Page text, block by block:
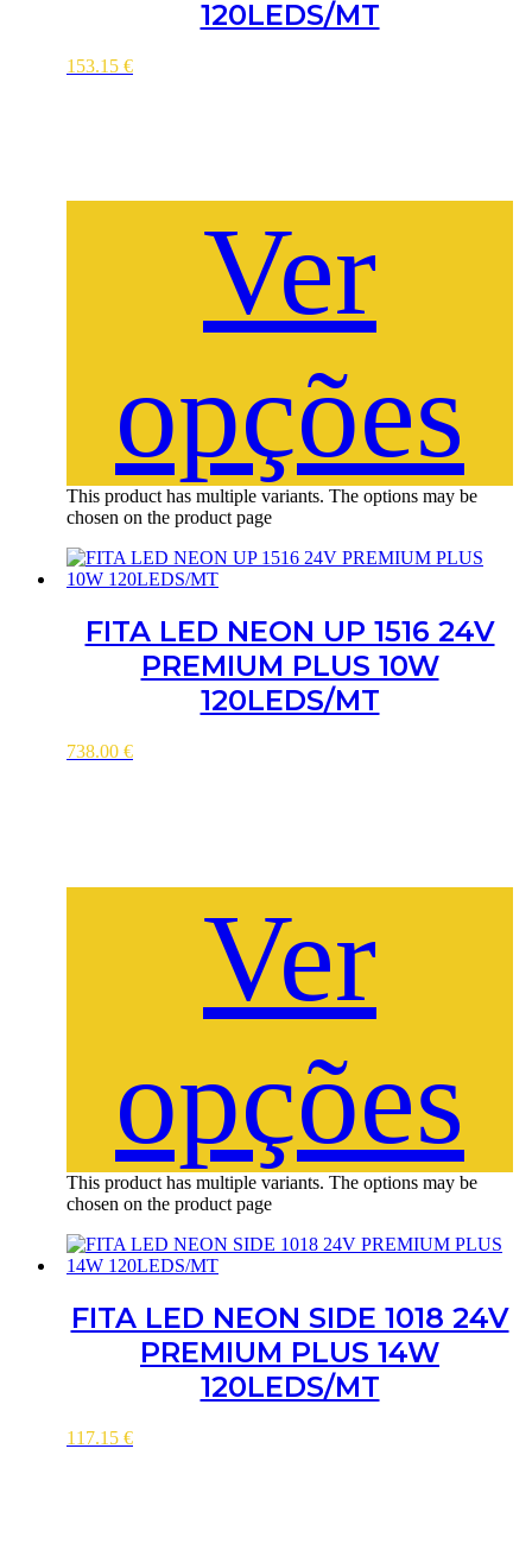
120LEDS/MT
153.15 €
Ver
opções
This product has multiple variants. The options may be
chosen on the product page
FITA LED NEON UP 1516 24V
PREMIUM PLUS 10W
120LEDS/MT
738.00 €
Ver
opções
This product has multiple variants. The options may be
chosen on the product page
FITA LED NEON SIDE 1018 24V
PREMIUM PLUS 14W
120LEDS/MT
117.15 €